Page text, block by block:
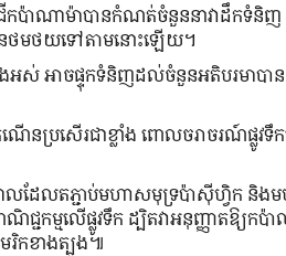
ជីកប៉ាណាម៉ាបានកំណត់ចំនួននាវាដឹកទំនិញ
នថមថយទៅតាមនោះឡើយ។
ងអស់ អាចផ្ទុកទំនិញដល់ចំនួនអតិបរមាបាន
ណើនប្រសើរជាខ្លាំង ពោលចរាចរណ៍ផ្លូវ
ាល​ដែលតភ្ជាប់មហាសមុទ្រប៉ាស៊ីហ្វិក និង
កម្មលើផ្លូវទឹក ដ្បិតវាអនុញ្ញាតឱ្យកប៉ា
រិកខាងត្បូង៕